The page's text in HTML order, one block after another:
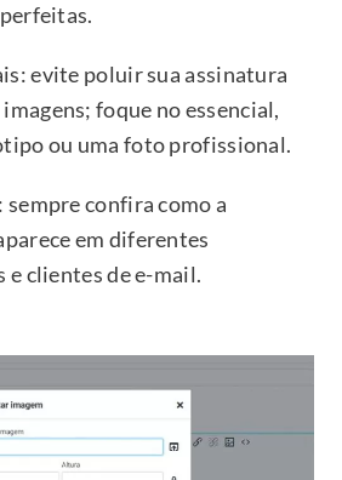
evite poluir sua assinatura
foque no essencial,
ou uma foto profissional.
sempre confira como a
em diferentes
clientes de e-mail.